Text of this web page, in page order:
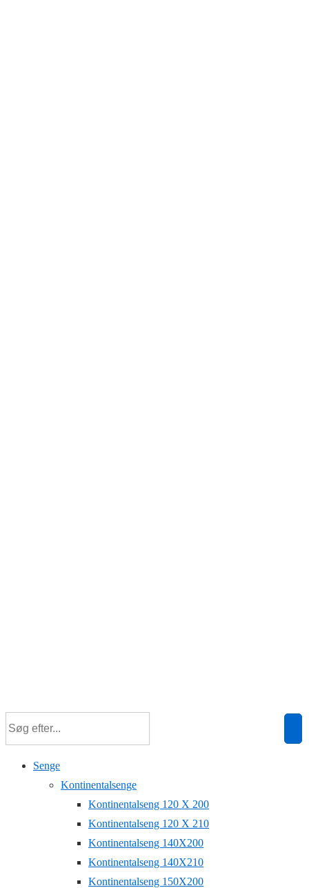
Senge
Kontinentalsenge
Kontinentalseng 120 X 200
Kontinentalseng 120 X 210
Kontinentalseng 140X200
Kontinentalseng 140X210
Kontinentalseng 150X200